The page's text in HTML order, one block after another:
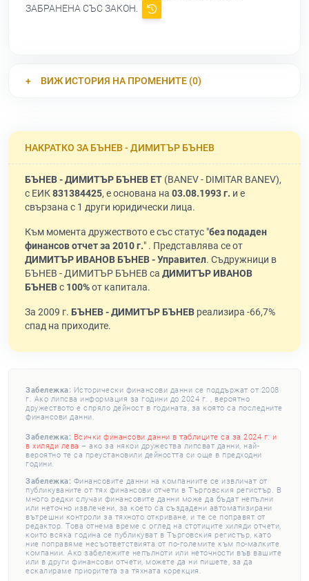
ЗАБРАНЕНА СЪС ЗАКОН.
ВИЖ ИСТОРИЯ НА ПРОМЕНИТЕ (0)
НАКРАТКО ЗА БЪНЕВ - ДИМИТЪР БЪНЕВ
БЪНЕВ - ДИМИТЪР БЪНЕВ ЕТ (BANEV - DIMITAR BANEV),
с ЕИК831384425, е основана на 03.08.1993 г. и е
свързана с 1 други юридически лица.
Към момента дружеството е със статус "без подаден
финансов отчет за 2010 г." . Представлява се от
ДИМИТЪР ИВАНОВ БЪНЕВ - Управител. Съдружници в
БЪНЕВ - ДИМИТЪР БЪНЕВ са ДИМИТЪР ИВАНОВ
БЪНЕВс 100%от капитала.
За 2009 г. БЪНЕВ - ДИМИТЪР БЪНЕВ реализира -66,7%
спад на приходите.
Забележка: Исторически финансови данни се поддържат от 2008
г. Ако липсва информация за години до 2024 г. , вероятно
дружеството е спряло дейност в годината, за която са последните
финансови данни.
Забележка: Всички финансови данни в таблиците са за 2024 г. и
в хиляди лева – ако за някои дружества липсват данни, най-
вероятно те са преустановили дейността си още в предходни
години.
Забележка: Финансовите данни на компаниите се извличат от
публикуваните от тях финансови отчети в Търговския регистър. В
много редки случаи финансовите данни може да бъдат непълни
или неточно извлечени, за което са създадени автоматизирани
вътрешни контроли за тяхното откриване, и те се поправят от
редактор. Това отнема време с оглед на стотиците хиляди отчети,
които всяка година се публикуват в Търговския регистър, като
ние поправяме несъответствията от по-големите към по-малките
компании. Ако забележите непълноти или неточности във вашите
или в други финансови отчети, можете да ни пишете, за да
ескалираме приоритета за тяхната корекция.